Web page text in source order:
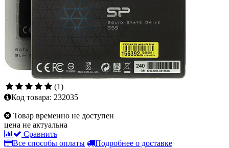
(1)
Код товара: 232035
Товар временно не доступен
цена не актуальна
Сравнить
Все способы оплаты
Подробнее о доставке